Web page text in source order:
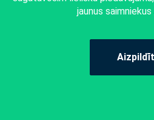
jaunus
Aizpildīt